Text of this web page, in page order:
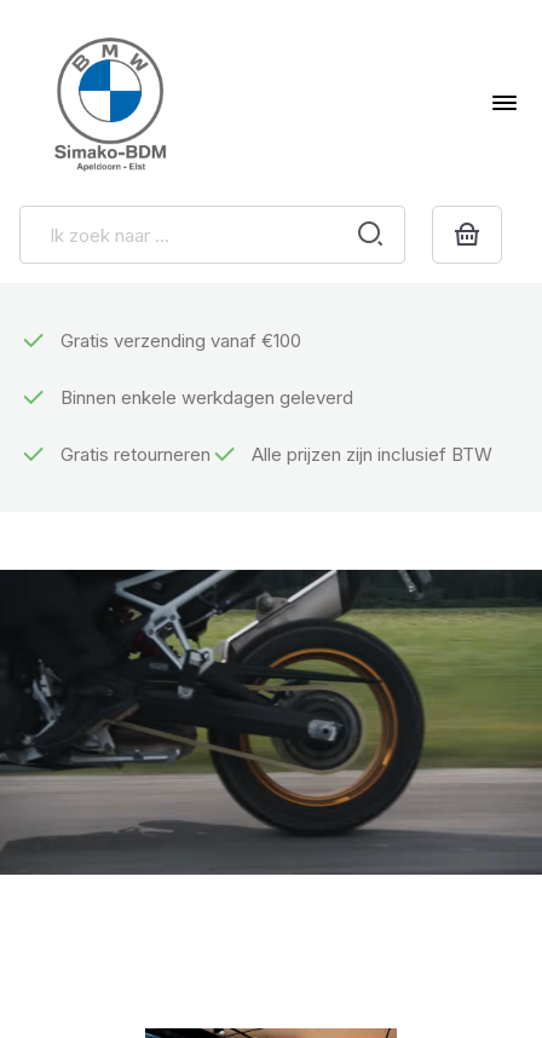
Gratis verzending vanaf €100
Binnen enkele werkdagen geleverd
Gratis retourneren Alle prijzen zijn inclusief BTW